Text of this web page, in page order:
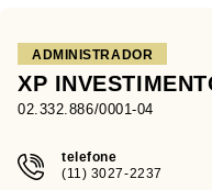
ADMINISTRADOR
XP
02.332.886/0001-04
telefone
(11) 3027-2237